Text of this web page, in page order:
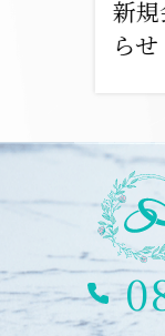
新
らせ